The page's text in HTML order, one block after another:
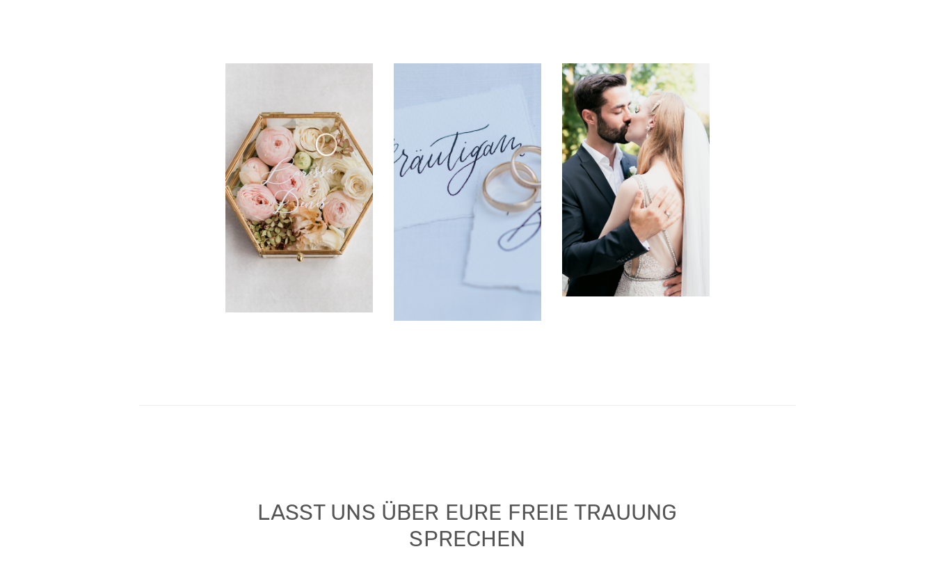
ER FINDEN
Lernt unsere
Traurednerinnen und
Trauredner kennen und
entdeckt, wer eure
Zeremonie begleiten
könnte.
Plant hier
ERKLÄRT
Erfahrt, wie eine freie
Trauung abläuft und
welche Möglichkeiten es
gibt, eure Zeremonie zu
gestalten.
ihr mehr
ECHTE
EINBLICKE
Lasst euch inspirieren
und entdeckt Bilder,
Momente und
Erfahrungen von
unseren Paaren.
Holt euch
Inspiration
LASST UNS ÜBER EURE FREIE TRAUUNG
SPRECHEN